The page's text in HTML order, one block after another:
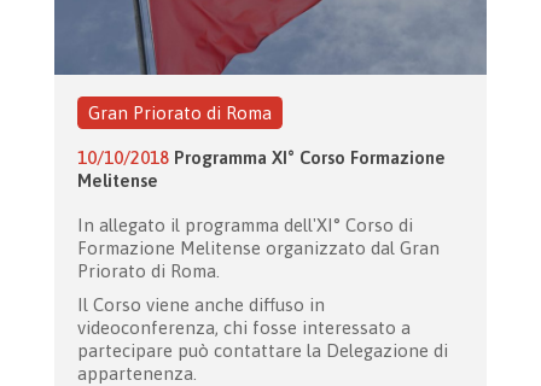
Gran Priorato di Roma
10/10/2018 Programma XI° Corso Formazione
Melitense
In allegato il programma dell'XI° Corso di
Formazione Melitense organizzato dal Gran
Priorato di Roma.
Il Corso viene anche diffuso in
videoconferenza, chi fosse interessato a
partecipare può contattare la Delegazione di
appartenenza.